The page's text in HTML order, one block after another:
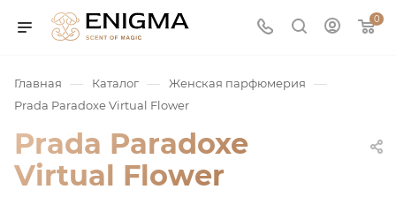
0
Главная — Каталог — Женская парфюмерия —
Prada Paradoxe Virtual Flower
Prada Paradoxe
Virtual Flower